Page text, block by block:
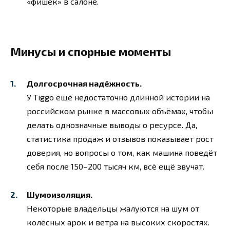
Минусы и спорные моменты
Долгосрочная надёжность.
У Tiggo ещё недостаточно длинной истории на
российском рынке в массовых объёмах, чтобы
делать однозначные выводы о ресурсе. Да,
статистика продаж и отзывов показывает рост
доверия, но вопросы о том, как машина поведёт
себя после 150–200 тысяч км, всё ещё звучат.
Шумоизоляция.
Некоторые владельцы жалуются на шум от
колёсных арок и ветра на высоких скоростях.